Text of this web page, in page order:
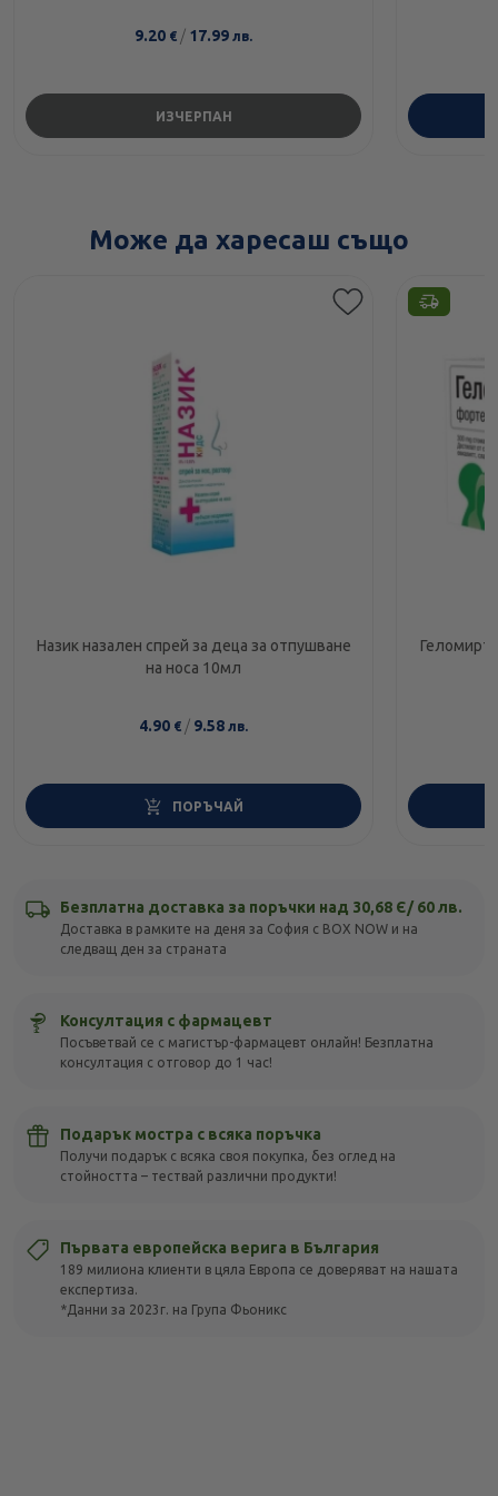
9.20 € / 17.99 лв.
ИЗЧЕРПАН
Може да харесаш също
Назик назален спрей за деца за отпушване
на носа 10мл
4.90 € / 9.58 лв.
ПОРЪЧАЙ
Безплатна доставка за поръчки над 30,68 Є/ 60 лв.
Доставка в рамките на деня за София с BOX NOW и на
следващ ден за страната
Консултация с фармацевт
Посъветвай се с магистър-фармацевт онлайн! Безплатна
консултация с отговор до 1 час!
Подарък мостра с всяка поръчка
Получи подарък с всяка своя покупка, без оглед на
стойността – тествай различни продукти!
Първата европейска верига в България
189 милиона клиенти в цяла Европа се доверяват на нашата
експертиза.
*Данни за 2023г. на Група Фьоникс